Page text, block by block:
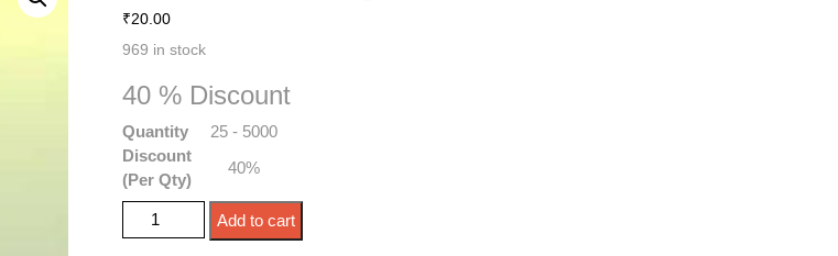
₹20.00
969 in stock
40 % Discount
Quantity
25 - 5000
Discount
(Per Qty)
40%
આફતાબે ઉન્મતે મુસલીમા quantity
Add to cart